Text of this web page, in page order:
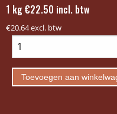
1 kg €22.50 incl. btw
€20.64 excl. btw